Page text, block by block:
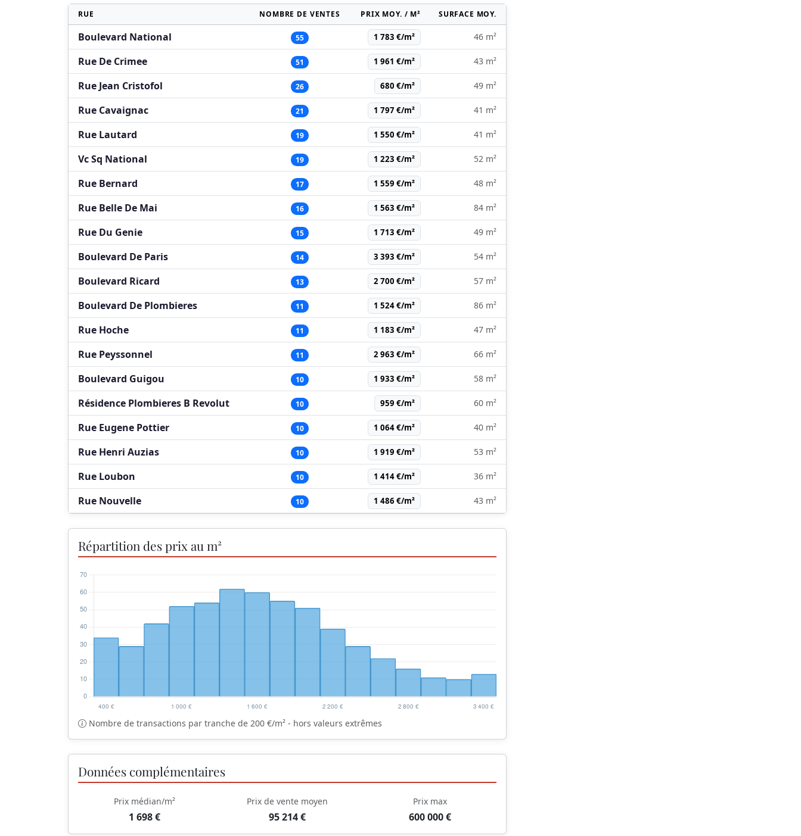
RUE NOMBRE DE VENTES PRIX MOY. / M² SURFACE MOY.
Boulevard National 55 1 783 €/m² 46 m²
Rue De Crimee 51 1 961 €/m² 43 m²
Rue Jean Cristofol 26 680 €/m² 49 m²
Rue Cavaignac 21 1 797 €/m² 41 m²
Rue Lautard 19 1 550 €/m² 41 m²
Vc Sq National 19 1 223 €/m² 52 m²
Rue Bernard 17 1 559 €/m² 48 m²
Rue Belle De Mai 16 1 563 €/m² 84 m²
Rue Du Genie 15 1 713 €/m² 49 m²
Boulevard De Paris 14 3 393 €/m² 54 m²
Boulevard Ricard 13 2 700 €/m² 57 m²
Boulevard De Plombieres 11 1 524 €/m² 86 m²
Rue Hoche 11 1 183 €/m² 47 m²
Rue Peyssonnel 11 2 963 €/m² 66 m²
Boulevard Guigou 10 1 933 €/m² 58 m²
Résidence Plombieres B Revolut 10 959 €/m² 60 m²
Rue Eugene Pottier 10 1 064 €/m² 40 m²
Rue Henri Auzias 10 1 919 €/m² 53 m²
Rue Loubon 10 1 414 €/m² 36 m²
Rue Nouvelle 10 1 486 €/m² 43 m²
Répartition des prix au m²
Nombre de transactions par tranche de 200 €/m² - hors valeurs extrêmes
Données complémentaires
Prix médian/m²
1 698 €
Prix de vente moyen
95 214 €
Prix max
600 000 €